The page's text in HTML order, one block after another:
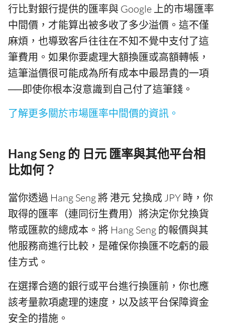
行比對銀行提供的匯率與 Google 上的市場匯率
中間價，才能算出被多收了多少溢價。這不僅
麻煩，也導致客戶往往在不知不覺中支付了這
筆費用。如果你要處理大額換匯或高額轉帳，
這筆溢價很可能成為所有成本中最昂貴的一項
──即使你根本沒意識到自己付了這筆錢。
了解更多關於市場匯率中間價的資訊。
Hang Seng 的 日元 匯率與其他平台相
比如何？
當你透過 Hang Seng 將 港元 兌換成 JPY 時，你
取得的匯率（連同衍生費用）將決定你兌換貨
幣或匯款的總成本。將 Hang Seng 的報價與其
他服務商進行比較，是確保你換匯不吃虧的最
佳方式。
在選擇合適的銀行或平台進行換匯前，你也應
該考量款項處理的速度，以及該平台保障資金
安全的措施。